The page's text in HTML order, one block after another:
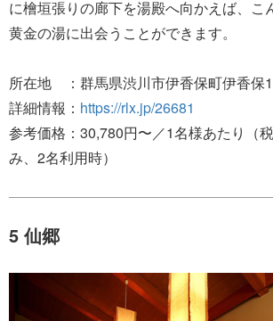
に檜垣張りの廊下を湯殿へ向かえば、こ
黄金の湯に出会うことができます。
所在地 ：群馬県渋川市伊香保町伊香保
詳細情報： https://rlx.jp/26681
参考価格：30,780円〜／1名様あたり（
み、2名利用時）
5 仙郷